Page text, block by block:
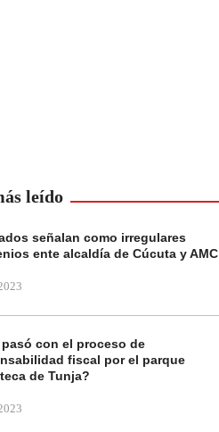
leído
señalan como irregulares
ente alcaldía de Cúcuta y AMC
pasó con el proceso de
fiscal por el parque
de Tunja?